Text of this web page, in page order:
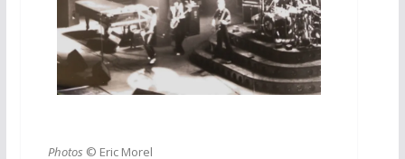
Photos © Eric Morel